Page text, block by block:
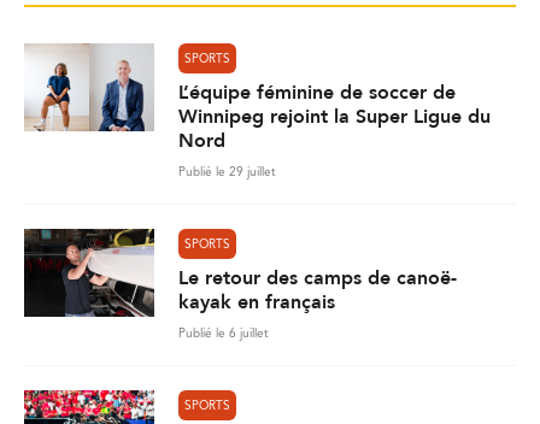
SPORTS
L’équipe féminine de soccer de
Winnipeg rejoint la Super Ligue du
Nord
Publié le 29 juillet
SPORTS
Le retour des camps de canoë-
kayak en français
Publié le 6 juillet
SPORTS